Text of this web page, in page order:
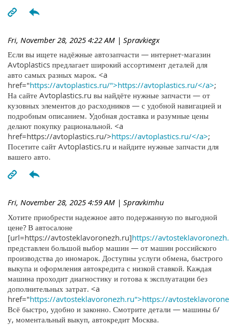
Fri, November 28, 2025 4:22 AM | Spravkiegx
Если вы ищете надёжные автозапчасти — интернет-магазин
Avtoplastics предлагает широкий ассортимент деталей для
авто самых разных марок. <a
href="https://avtoplastics.ru/">https://avtoplastics.ru/</a>;
На сайте Avtoplastics.ru вы найдёте нужные запчасти — от
кузовных элементов до расходников — с удобной навигацией и
подробным описанием. Удобная доставка и разумные цены
делают покупку рациональной. <a
href=https://avtoplastics.ru/>https://avtoplastics.ru/</a>;
Посетите сайт Avtoplastics.ru и найдите нужные запчасти для
вашего авто.
Fri, November 28, 2025 4:59 AM | Spravkimhu
Хотите приобрести надежное авто подержанную по выгодной
цене? В автосалоне
[url=https://avtosteklavoronezh.ru]https://
представлен большой выбор машин — от машин российского
производства до иномарок. Доступны услуги обмена, быстрого
выкупа и оформления автокредита с низкой ставкой. Каждая
машина проходит диагностику и готова к эксплуатации без
дополнительных затрат. <a
href="https://avtosteklavoronezh.ru">https://
Всё быстро, удобно и законно. Смотрите детали — машины б/
у, моментальный выкуп, автокредит Москва.